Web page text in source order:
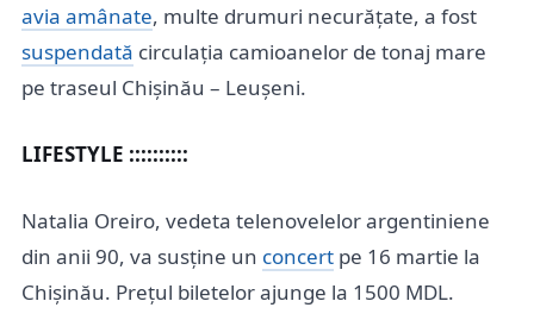
avia amânate, multe drumuri necurățate, a fost
suspendată circulația camioanelor de tonaj mare
pe traseul Chișinău – Leușeni.
LIFESTYLE ::::::::::
Natalia Oreiro, vedeta telenovelelor argentiniene
din anii 90, va susține un concert pe 16 martie la
Chișinău. Prețul biletelor ajunge la 1500 MDL.